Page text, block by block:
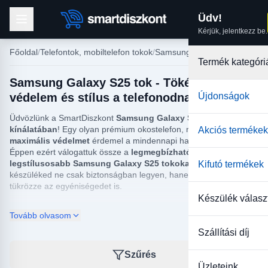
Üdv!
Kérjük, jelentkezz be.
Termék
Újdonságok
Akciós termékek
Kifutó termékek
Készülék
Szállítási díj
Főoldal Telefontok, mobiltelefon tokok Samsung tokok
Samsung Galaxy S25 tok - Tökéletes
védelem és stílus a telefonodnak
Üdvözlünk a SmartDiszkont Samsung Galaxy S25 tok
kínálatában! Egy olyan prémium okostelefon, mint a Galaxy S25,
maximális védelmet érdemel a mindennapi használat során.
Éppen ezért válogattuk össze a legmegbízhatóbb és
legstílusosabb Samsung Galaxy S25 tokokat
, hogy
készüléked ne csak biztonságban legyen, hanem tökéletesen
tükrözze az egyéniségedet is.
letisztult dizájn találkozik. Legyen szó a minimális vastagságú
, a komolyabb behatások ellen védőütésálló
flip tokokról
átlátszó modellekről
– nálunk biztosan megtalálod az igényeidhez és aSamsung
Tovább olvasom
Szűrés